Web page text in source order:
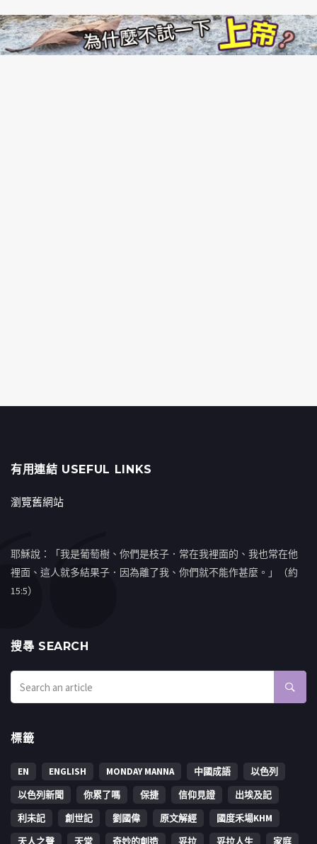
有用連結 USEFUL LINKS
瀏覽舊網站
耶穌說：「我是葡萄樹、你們是枝子．常在我裡面的、我也常在他
裡面、這人就多結果子．因為離了我、你們就不能作甚麼。」（約
15:5）
搜㝷 SEARCH
標籤
EN ENGLISH MONDAY MANNA 中國成語
以色列
以色列新聞
你累了嗎 保捷 信仰見證
出埃及記
利未記
創世記 劉國偉 原文解經
國度禾場KHM